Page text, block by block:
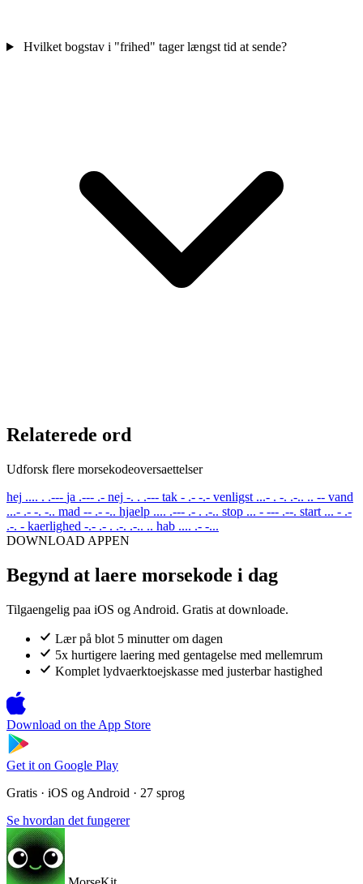
Hvilket bogstav i "frihed" tager længst tid at sende?
Relaterede ord
Udforsk flere morsekodeoversaettelser
hej .... . .--- ja .--- .- nej -. . .--- tak - .- -.- venligst ...- . -. .-.. .. -- vand
...- .- -. -.. mad -- .- -.. hjaelp .... .--- .- . .-.. stop ... - --- .--. start ... - .-
.-. - kaerlighed -.- .- . .-. .-.. .. hab .... .- -...
DOWNLOAD APPEN
Begynd at laere morsekode i dag
Tilgaengelig paa iOS og Android. Gratis at downloade.
Lær på blot 5 minutter om dagen
5x hurtigere laering med gentagelse med mellemrum
Komplet lydvaerktoejskasse med justerbar hastighed
Download on the App Store
Get it on Google Play
Gratis · iOS og Android · 27 sprog
Se hvordan det fungerer